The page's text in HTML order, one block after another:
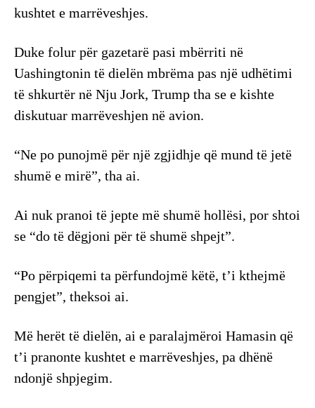
kushtet e marrëveshjes.
Duke folur për gazetarë pasi mbërriti në
Uashingtonin të dielën mbrëma pas një udhëtimi
të shkurtër në Nju Jork, Trump tha se e kishte
diskutuar marrëveshjen në avion.
“Ne po punojmë për një zgjidhje që mund të jetë
shumë e mirë”, tha ai.
Ai nuk pranoi të jepte më shumë hollësi, por shtoi
se “do të dëgjoni për të shumë shpejt”.
“Po përpiqemi ta përfundojmë këtë, t’i kthejmë
pengjet”, theksoi ai.
Më herët të dielën, ai e paralajmëroi Hamasin që
t’i pranonte kushtet e marrëveshjes, pa dhënë
ndonjë shpjegim.